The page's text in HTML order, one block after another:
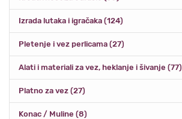
Izrada lutaka i igračaka (124)
Pletenje i vez perlicama (27)
Alati i materiali za vez, heklanje i šivanje (77)
Platno za vez (27)
Konac / Muline (8)